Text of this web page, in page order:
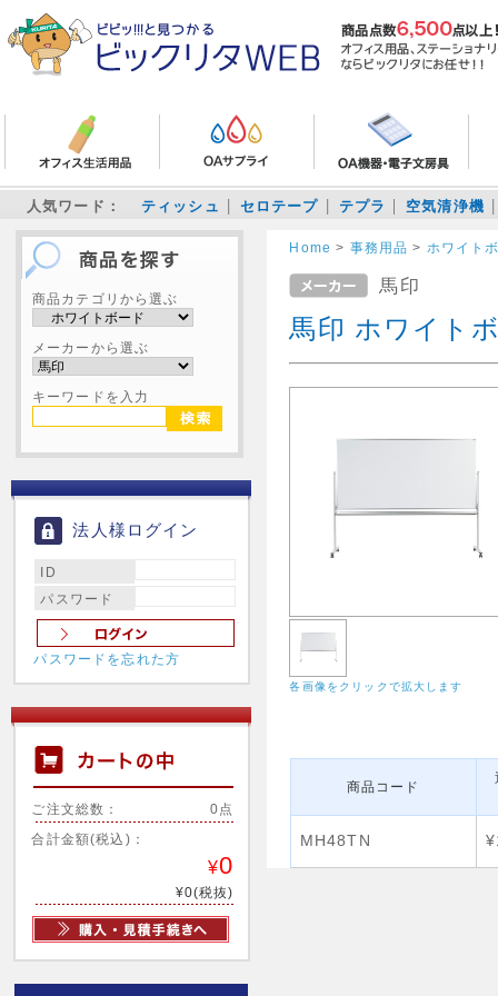
人気ワード： ティッシュ セロテープ テプラ 空気清浄機
商品カテゴリから選ぶ
メーカーから選ぶ
キーワードを入力
法人様ログイン
ID
パスワード
パスワードを忘れた方
ご注文総数： 0点
合計金額(税込)：
¥0
¥0(税抜)
Home > 事務用品 > ホワイト
馬印
馬印 ホワイト
各画像をクリックで拡大します
商品コード
MH48TN